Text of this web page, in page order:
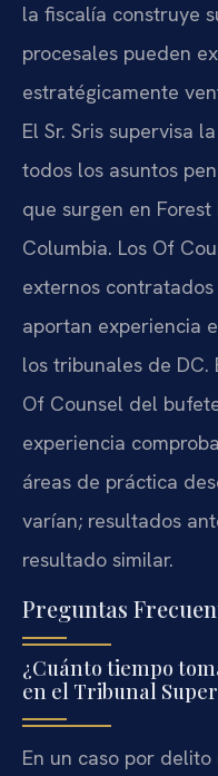
la fiscalía construye
procesales pueden
estratégicamente
El Sr. Sris supervisa
todos los asuntos
que surgen en
Columbia. Los Of
externos
aportan experiencia
los tribunales de DC.
Of Counsel del
experiencia
áreas de práctica
varían; resultados
resultado similar.
Preguntas
¿Cuánto tiempo
en el Tribunal
En un caso por